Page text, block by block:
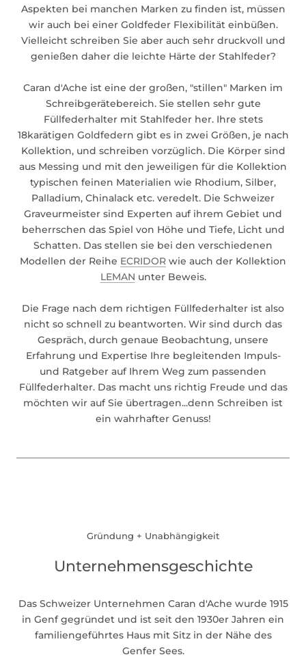
Aspekten bei manchen Marken zu finden ist, müssen
wir auch bei einer Goldfeder Flexibilität einbüßen.
Vielleicht schreiben Sie aber auch sehr druckvoll und
genießen daher die leichte Härte der Stahlfeder?
Caran d'Ache ist eine der großen, "stillen" Marken im
Schreibgerätebereich. Sie stellen sehr gute
Füllfederhalter mit Stahlfeder her. Ihre stets
18karätigen Goldfedern gibt es in zwei Größen, je nach
Kollektion, und schreiben vorzüglich. Die Körper sind
aus Messing und mit den jeweiligen für die Kollektion
typischen feinen Materialien wie Rhodium, Silber,
Palladium, Chinalack etc. veredelt. Die Schweizer
Graveurmeister sind Experten auf ihrem Gebiet und
beherrschen das Spiel von Höhe und Tiefe, Licht und
Schatten. Das stellen sie bei den verschiedenen
Modellen der Reihe ECRIDOR wie auch der Kollektion
LEMAN unter Beweis.
Die Frage nach dem richtigen Füllfederhalter ist also
nicht so schnell zu beantworten. Wir sind durch das
Gespräch, durch genaue Beobachtung, unsere
Erfahrung und Expertise Ihre begleitenden Impuls-
und Ratgeber auf Ihrem Weg zum passenden
Füllfederhalter. Das macht uns richtig Freude und das
möchten wir auf Sie übertragen...denn Schreiben ist
ein wahrhafter Genuss!
Gründung + Unabhängigkeit
Unternehmensgeschichte
Das Schweizer Unternehmen Caran d'Ache wurde 1915
in Genf gegründet und ist seit den 1930er Jahren ein
familiengeführtes Haus mit Sitz in der Nähe des
Genfer Sees.